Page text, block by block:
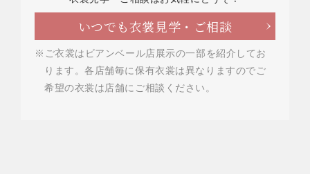
いつでも衣裳見学・ご相談
※ご衣裳はビアンベール店展示の一部を紹介してお
ります。各店舗毎に保有衣裳は異なりますのでご
希望の衣裳は店舗にご相談ください。